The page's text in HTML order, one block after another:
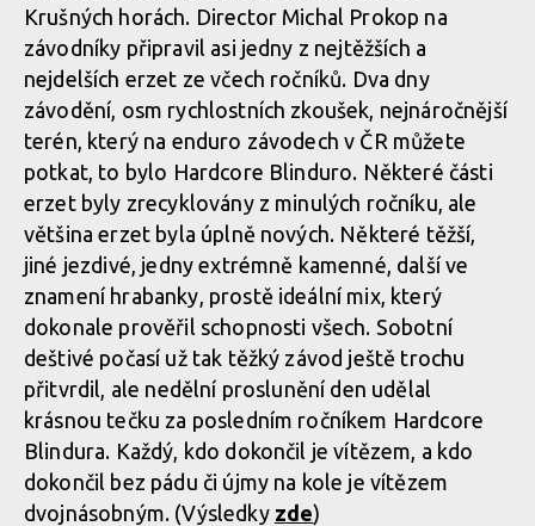
Krušných horách. Director Michal Prokop na
závodníky připravil asi jedny z nejtěžších a
nejdelších erzet ze včech ročníků. Dva dny
závodění, osm rychlostních zkoušek, nejnáročnější
terén, který na enduro závodech v ČR můžete
potkat, to bylo Hardcore Blinduro. Některé části
erzet byly zrecyklovány z minulých ročníku, ale
většina erzet byla úplně nových. Některé těžší,
jiné jezdivé, jedny extrémně kamenné, další ve
znamení hrabanky, prostě ideální mix, který
dokonale prověřil schopnosti všech. Sobotní
deštivé počasí už tak těžký závod ještě trochu
přitvrdil, ale nedělní proslunění den udělal
krásnou tečku za posledním ročníkem Hardcore
Blindura. Každý, kdo dokončil je vítězem, a kdo
dokončil bez pádu či újmy na kole je vítězem
dvojnásobným. (Výsledky zde)